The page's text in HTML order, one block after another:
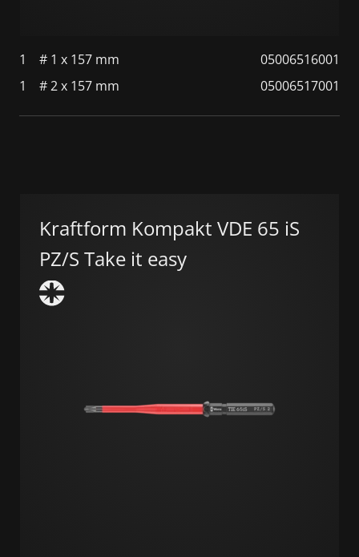
1 # 1 x 157 mm
05006516001
1
# 2 x 157 mm 05006517001
Kraftform Kompakt VDE 65 iS
PZ/S Take it easy